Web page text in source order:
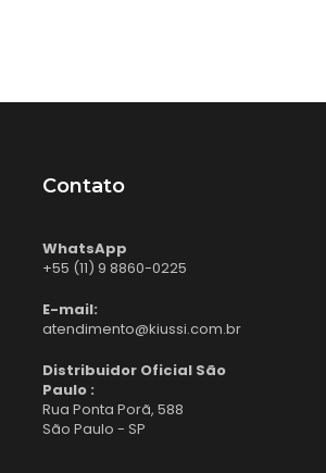
Contato
WhatsApp
+55 (11) 9 8860-0225
E-mail:
atendimento@kiussi.com.br
Distribuidor Oficial São
Paulo :
Rua Ponta Porã, 588
São Paulo - SP